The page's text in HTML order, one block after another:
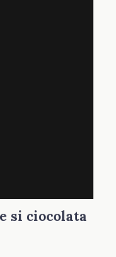
si ciocolata